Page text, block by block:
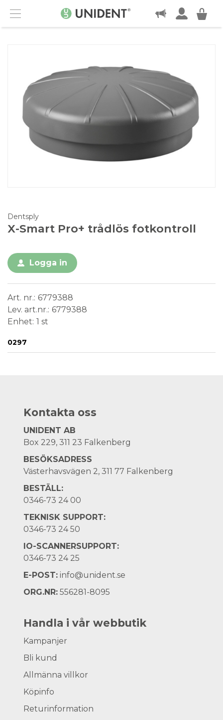
Menu
KONTAKT
Dentsply
X-Smart Pro+ trådlös fotkontroll
Logga in
Art. nr. 6779388
Lev. art.nr. 6779388
Enhet 1 st
Medical Device
0297
Kontakta oss
UNIDENT AB
Box 229, 311 23 Falkenberg
BESÖKSADRESS
Västerhavsvägen 2, 311 77 Falkenberg
BESTÄLL:
0346-73 24 00
TEKNISK SUPPORT:
0346-73 24 50
IO-SCANNERSUPPORT:
0346-73 24 25
E-POST: info@unident.se
ORG.NR: 556281-8095
Handla i vår webbutik
Kampanjer
Bli kund
Allmänna villkor
Köpinfo
Returinformation